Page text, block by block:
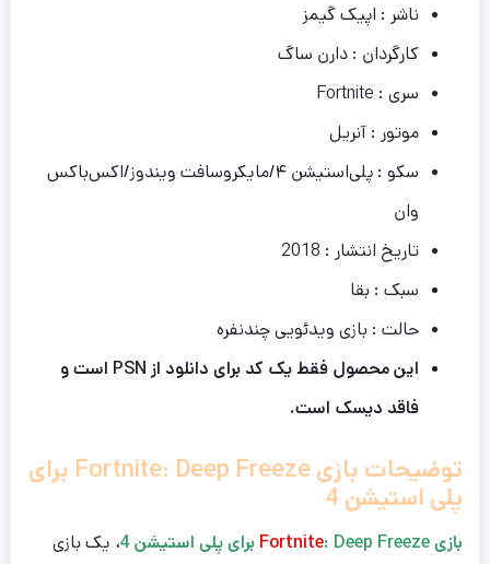
ناشر : اپیک گیمز
کارگردان : دارن ساگ
سری : Fortnite
موتور : آنریل
سکو : پلی‌استیشن ۴/مایکروسافت ویندوز/اکس‌باکس
وان
تاریخ انتشار : 2018
سبک : بقا
حالت : بازی ویدئویی چندنفره
این محصول فقط یک کد برای دانلود از PSN است و
فاقد دیسک است.
توضیحات بازی Fortnite: Deep Freeze برای
پلی استیشن 4
بازی Fortnite: Deep Freeze برای پلی استیشن 4 ، یک بازی